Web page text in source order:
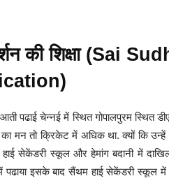
की शिक्षा (Sai
पढाई चेन्नई में स्थित गोपालपुरम स्थित
मन तो क्रिकेट में अधिक था. क्यों कि
सेकेंडरी स्कूल और हेमांग बदानी में
इसके बाद सैंथम हाई सेकेंडरी स्कूल